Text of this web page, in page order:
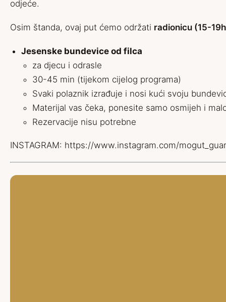
odjeće.
Osim štanda, ovaj put ćemo održati radionicu (15-
Jesenske bundevice od filca
za djecu i odrasle
30-45 min (tijekom cijelog programa)
Svaki polaznik izrađuje i nosi kući svoju
Materijal vas čeka, ponesite samo osmijeh i
Rezervacije nisu potrebne
INSTAGRAM: https://www.instagram.com/